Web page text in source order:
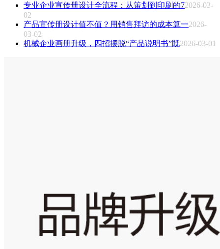
专业企业宣传册设计全流程：从策划到印刷的72026-03-
02
产品宣传册设计值不值？用销售拜访的成本算一2026-
03-02
机械企业画册升级，四招摆脱“产品说明书”既2026-03-01